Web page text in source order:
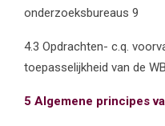
onderzoeksbureaus 9
4.3 Opdrachten- c.q.
toepasselijkheid van de
5 Algemene principes